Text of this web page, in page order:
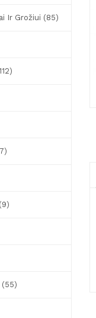
Ir Grožiui (85)
(55)